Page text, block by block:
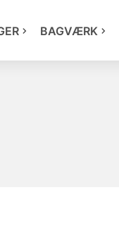
BAGVÆRK